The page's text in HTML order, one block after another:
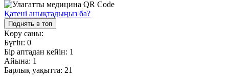
Қатені анықтадыңыз ба?
Поднять в топ
Көру саны:
Бүгін: 0
Бір аптадан кейін: 1
Айына: 1
Барлық уақытта: 21